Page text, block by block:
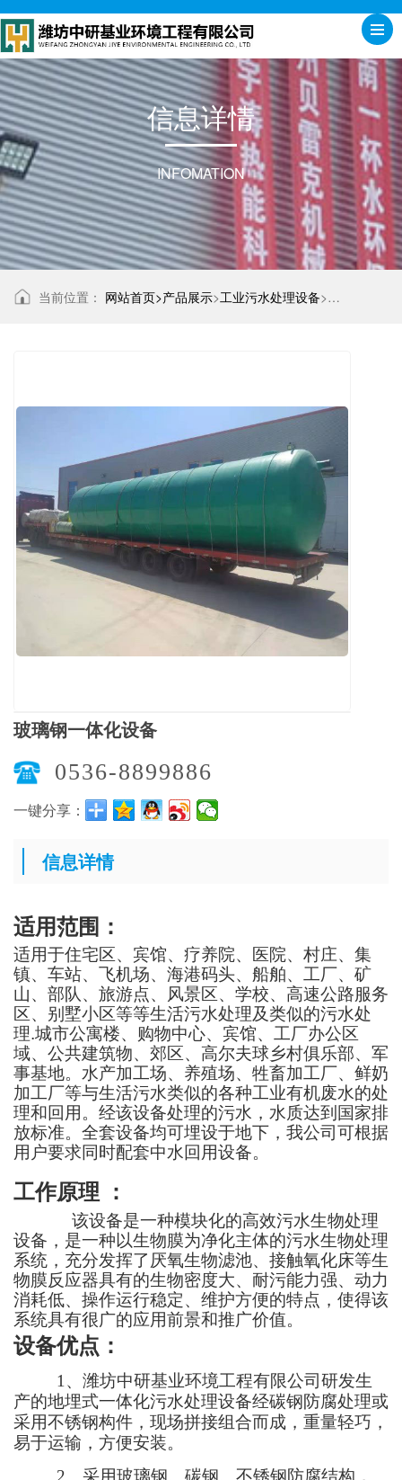
信息详情
INFOMATION
当前位置： 网站首页>产品展示>工业污水处理设备>一体化污水
玻璃钢一体化设备
0536-8899886
一键分享：
信息详情
适用范围：
适用于住宅区、 宾馆、疗养院、医院、村庄、集
镇、车站、飞机场、海港码头、船舶、工厂、矿
山、部队、旅游点、风景区、学校、高速公路服务
区、别墅小区等等生活污水处理及类似的污水处
理.城市公寓楼、购物中心、宾馆、工厂办公区
域、公共建筑物、郊区、高尔夫球乡村俱乐部、军
事基地。 水产加工场、养殖场、牲畜加工厂、鲜奶
加工厂等与生活污水类似的各种工业有机废水的处
理和回用。经该设备处理的污水，水质达到国家排
放标准。 全套设备均可埋设于地下 ， 我公司可根据
用户要求同时配套中水回用设备。
工作原理 ：
该设备是一种模块化的高效污水生物处理
设备，是一种以生物膜为净化主体的污水生物处理
系统，充分发挥了厌氧生物滤池、接触氧化床等生
物膜反应器具有的生物密度大、耐污能力强、动力
消耗低、操作运行稳定、维护方便的特点，使得该
系统具有很广的应用前景和推广价值。
设备优点 ：
1 、 潍坊中研基业环境工程有限公司研发生
产的地埋式一体化污水处理设备经碳钢防腐处理或
采用不锈钢构件，现场拼接组合而成，重量轻巧，
易于运输，方便安装。
2、采用玻璃钢、碳钢、不锈钢防腐结构，